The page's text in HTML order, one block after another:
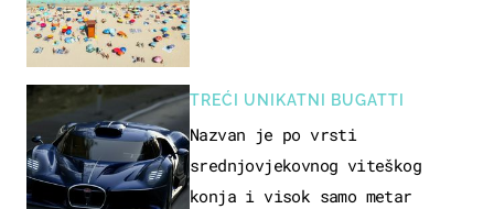
TREĆI UNIKATNI BUGATTI
Nazvan je po vrsti
srednjovjekovnog viteškog
konja i visok samo metar